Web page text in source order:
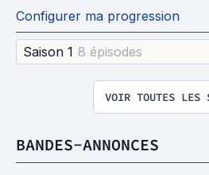
Configurer ma progression
Saison 1 8 épisodes
VOIR TOUTES LES
BANDES-ANNONCES